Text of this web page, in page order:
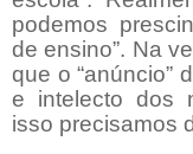
podemos
de ensino”. Na
que o “anúncio”
e intelecto dos
isso precisamos